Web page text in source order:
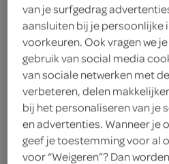
.-
110 Gram
Let op: aanbiedingen zijn
producten, maar worden
verwerkt in de winkelmand.
van je surfgedrag
aansluiten bij je persoonlijke
voorkeuren. Ook vragen we
gebruik van social media
van sociale netwerken met
verbeteren, delen
bij het personaliseren van je
en advertenties. Wanneer je
geef je toestemming voor al
voor “Weigeren”? Dan